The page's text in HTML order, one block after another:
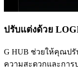
ปรับแต่งด้วย
G HUB ช่วยให้คุณปรั
ความสะดวกและการ